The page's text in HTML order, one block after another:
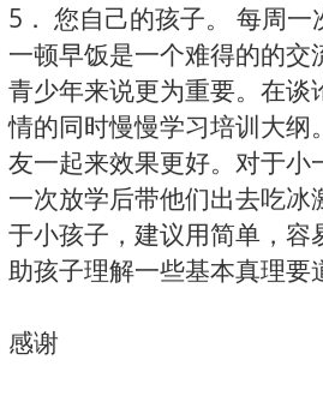
5． 您自己的孩子。 每周
一顿早饭是一个难得的的交
青少年来说更为重要。在谈
情的同时慢慢学习培训大纲
友一起来效果更好。对于小
一次放学后带他们出去吃冰
于小孩子，建议用简单，容
助孩子理解一些基本真理要
感谢